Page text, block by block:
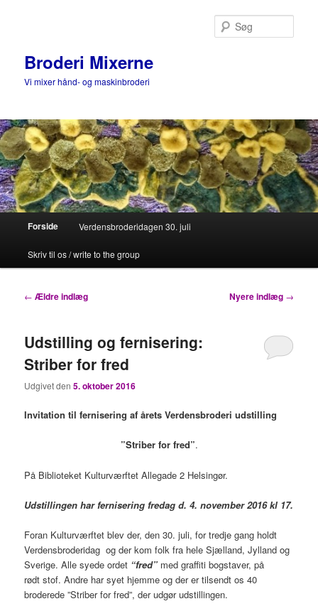
Broderi Mixerne
Vi mixer hånd- og maskinbroderi
Forside Verdensbroderidagen 30. juli
Skriv til os / write to the group
Indlægsnavigation
← Ældre indlæg Nyere indlæg →
Udstilling og fernisering:
Striber for fred
Udgivet den5. oktober 2016
Invitation til fernisering af årets Verdensbroderi udstilling
”Striber for fred”.
På Biblioteket Kulturværftet Allegade 2 Helsingør.
Udstillingen har fernisering fredag d. 4. november 2016 kl 17.
Foran Kulturværftet blev der, den 30. juli, for tredje gang holdt
Verdensbroderidag og der kom folk fra hele Sjælland, Jylland og
Sverige. Alle syede ordet “fred” med graffiti bogstaver, på
rødt stof. Andre har syet hjemme og der er tilsendt os 40
broderede ”Striber for fred”, der udgør udstillingen.